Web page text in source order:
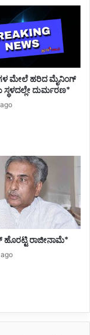
ಮೇಲೆ ಹರಿದ ಮೈನಿಂಗ್
ಸ್ಥಳದಲ್ಲೇ ದುರ್ಮರಣ*
ರಾಜೀನಾಮೆ*